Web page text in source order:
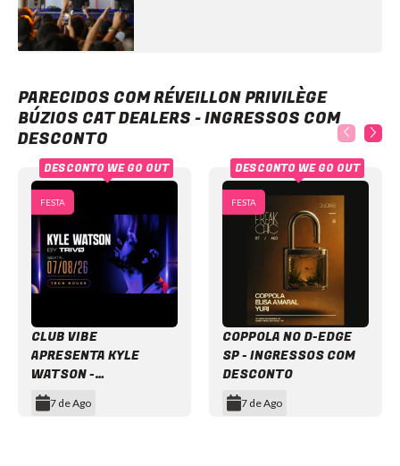
PARECIDOS COM RÉVEILLON PRIVILÈGE
BÚZIOS CAT DEALERS - INGRESSOS COM
DESCONTO
FESTA
CLUB VIBE
APRESENTA KYLE
WATSON -
INGRESSOS COM
DESCONTO
7 de Ago
DESCONTO WE GO OUT
FESTA
COPPOLA NO D-EDGE
SP - INGRESSOS COM
DESCONTO
7 de Ago
DESCONTO WE GO OUT